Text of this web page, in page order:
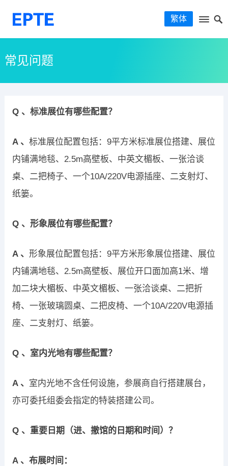
繁体
常见问题
Q 、标准展位有哪些配置？
A 、 标准展位配置包括：9平方米标准展位搭建、展位
内铺满地毯、2.5m高壁板、中英文楣板、一张洽谈
桌、二把椅子、一个10A/220V电源插座、二支射灯、
纸篓。
Q 、形象展位有哪些配置？
A 、 形象展位配置包括：9平方米形象展位搭建、展位
内铺满地毯、2.5m高壁板、展位开口面加高1米、增
加二块大楣板、中英文楣板、一张洽谈桌、二把折
椅、一张玻璃圆桌、二把皮椅、一个10A/220V电源插
座、二支射灯、纸篓。
Q 、室内光地有哪些配置？
A 、 室内光地不含任何设施，参展商自行搭建展台，
亦可委托组委会指定的特装搭建公司。
Q 、重要日期（进、撤馆的日期和时间）？
A 、布展时间：